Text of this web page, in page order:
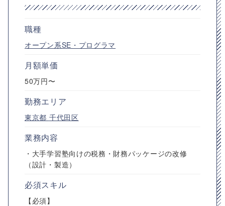
職種
オープン系SE・プログラマ
月額単価
50万円〜
勤務エリア
東京都 千代田区
業務内容
・大手学習塾向けの税務・財務パッケージの改修
（設計・製造）
必須スキル
【必須】